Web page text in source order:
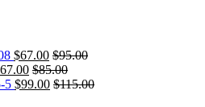
$67.00 $95.00
67.00 $85.00
5 $99.00 $115.00